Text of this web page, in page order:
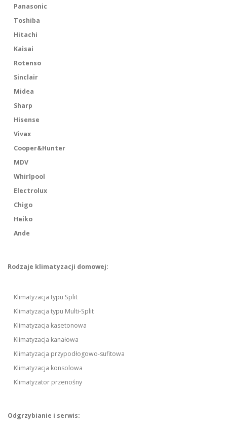
Panasonic
Toshiba
Hitachi
Kaisai
Rotenso
Sinclair
Midea
Sharp
Hisense
Vivax
Cooper&Hunter
MDV
Whirlpool
Electrolux
Chigo
Heiko
Ande
Rodzaje klimatyzacji domowej:
Klimatyzacja typu Split
Klimatyzacja typu Multi-Split
Klimatyzacja kasetonowa
Klimatyzacja kanałowa
Klimatyzacja przypodłogowo-sufitowa
Klimatyzacja konsolowa
Klimatyzator przenośny
Odgrzybianie i serwis: